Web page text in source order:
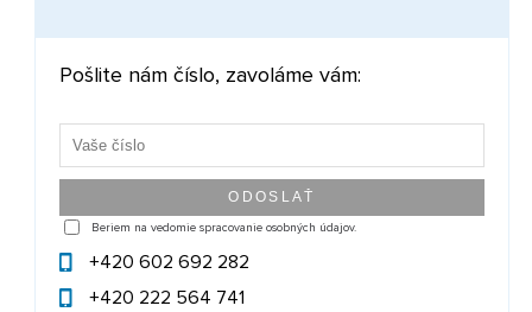
Pošlite nám číslo, zavoláme vám:
Beriem na vedomie spracovanie osobných údajov.
+420 602 692 282
+420 222 564 741